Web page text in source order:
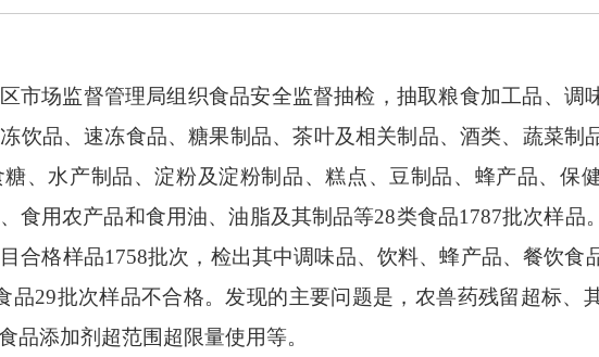
市场监督管理局组织食品安全监督抽检，抽取粮食加工品、调
饮品、速冻食品、糖果制品、茶叶及相关制品、酒类、蔬菜制
、水产制品、淀粉及淀粉制品、糕点、豆制品、蜂产品、保
食用农产品和食用油、油脂及其制品等28类食品1787批次样品
合格样品1758批次，检出其中调味品、 饮料、蜂产品、餐饮食
品29批次样品不合格。 发现的主要问题是， 农兽药残留超标、
品添加剂超范围超限量使用等。